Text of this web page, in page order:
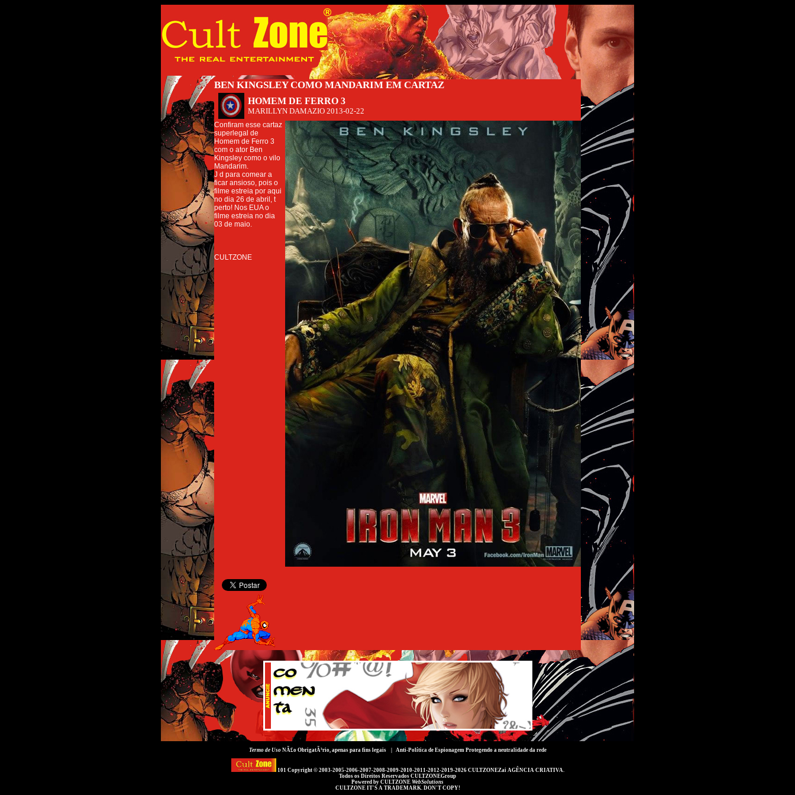
BEN KINGSLEY COMO MANDARIM EM CARTAZ
HOMEM DE FERRO 3
MARILLYN DAMAZIO 2013-02-22
Confiram esse cartaz
superlegal de
Homem de Ferro 3
com o ator Ben
Kingsley como o vilo
Mandarim.
J d para comear a
ficar ansioso, pois o
filme estreia por aqui
no dia 26 de abril, t
perto! Nos EUA o
filme estreia no dia
03 de maio.
CULTZONE
Termo de UsoNÃ£o ObrigatÃ³rio, apenas para fins legais | Anti-Política de EspionagemProtegendo a neutralidade da rede
101 Copyright © 2003-2005-2006-2007-2008-2009-2010-2011-2012-2019-2026 CULTZONEZai AGÊNCIA CRIATIVA.
Todos os Direitos Reservados CULTZONEGroup
Powered by CULTZONE WebSolutions
CULTZONE IT'S A TRADEMARK. DON'T COPY!